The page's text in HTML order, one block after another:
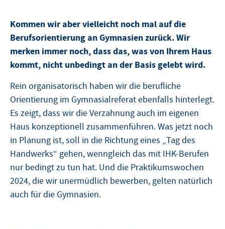
Kommen wir aber vielleicht noch mal auf die
Berufsorientierung an Gymnasien zurück. Wir
merken immer noch, dass das, was von Ihrem Haus
kommt, nicht unbedingt an der Basis gelebt wird.
Rein organisatorisch haben wir die berufliche
Orientierung im Gymnasialreferat ebenfalls hinterlegt.
Es zeigt, dass wir die Verzahnung auch im eigenen
Haus konzeptionell zusammenführen. Was jetzt noch
in Planung ist, soll in die Richtung eines „Tag des
Handwerks“ gehen, wenngleich das mit IHK-Berufen
nur bedingt zu tun hat. Und die Praktikumswochen
2024, die wir unermüdlich bewerben, gelten natürlich
auch für die Gymnasien.